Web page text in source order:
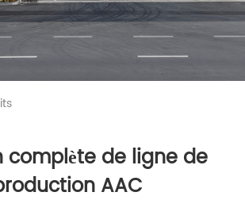
complète de ligne de
AAC